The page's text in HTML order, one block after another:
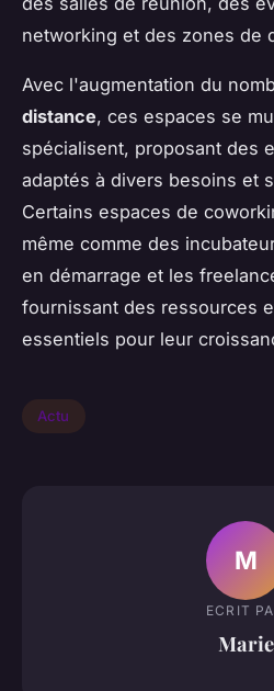
networking et des zones de
Avec l'augmentation du
distance, ces espaces se
spécialisent, proposant des
adaptés à divers besoins et
Certains espaces de
même comme des
en démarrage et les
fournissant des ressources
essentiels pour leur
Actu
M
ECRIT
Marie